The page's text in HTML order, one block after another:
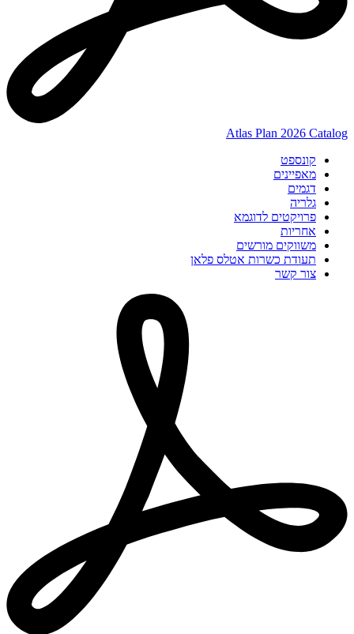
Atlas Plan 2026 Catalog
קונספט
מאפיינים
דגמים
גלריה
פרויקטים לדוגמא
אחריות
משווקים מורשים
תעודת כשרות אטלס פלאן
צור קשר